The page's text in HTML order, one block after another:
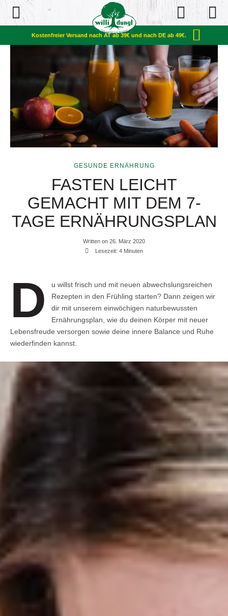
Open Navigation
Kostenfreier Versand nach AT ab 39€ und nach DE ab 49€.
GESUNDE ERNÄHRUNG
FASTEN LEICHT
GEMACHT MIT DEM 7-
TAGE ERNÄHRUNGSPLAN
Written on 26. März 2020
Lesezeit: 4 Minuten
D
u willst frisch und mit neuen abwechslungsreichen
Rezepten in den Frühling starten? Dann zeigen wir
dir mit unserem einwöchigen naturbewussten
Ernährungsplan, wie du deinen Körper mit neuer
Lebensfreude versorgen sowie deine innere Balance und Ruhe
wiederfinden kannst.